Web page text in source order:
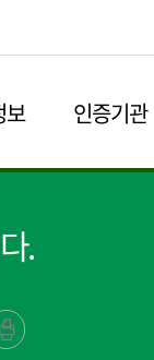
보 인증기관
.